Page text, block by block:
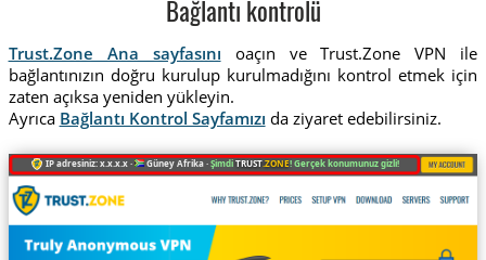
Bağlantı kontrolü
Trust.Zone Ana sayfasını oaçın ve Trust.Zone VPN ile
bağlantınızın doğru kurulup kurulmadığını kontrol etmek için
zaten açıksa yeniden yükleyin.
Ayrıca Bağlantı Kontrol Sayfamızı da ziyaret edebilirsiniz.
IP adresiniz: x.x.x.x · Güney Afrika ·ŞimdiTRUST.ZONE! Gerçek konumunuz gizli!